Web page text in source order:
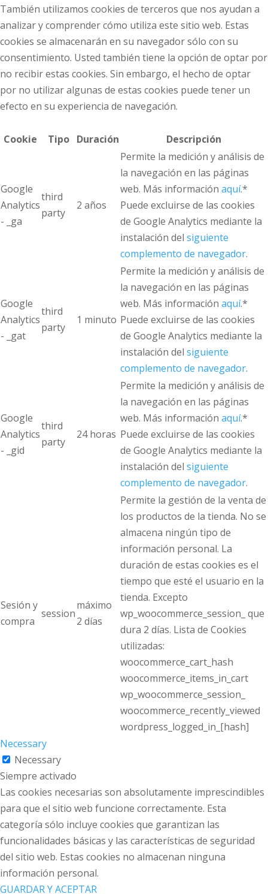
También utilizamos cookies de terceros que nos ayudan a
analizar y comprender cómo utiliza este sitio web. Estas
cookies se almacenarán en su navegador sólo con su
consentimiento. Usted también tiene la opción de optar por
no recibir estas cookies. Sin embargo, el hecho de optar
por no utilizar algunas de estas cookies puede tener un
efecto en su experiencia de navegación.
Cookie Tipo Duración Descripción
Google
Analytics
- _ga
third
party
2 años
Permite la medición y análisis de
la navegación en las páginas
web. Más información aquí.*
Puede excluirse de las cookies
de Google Analytics mediante la
instalación del siguiente
complemento de navegador.
Google
Analytics
- _gat
third
party
1 minuto
Permite la medición y análisis de
la navegación en las páginas
web. Más información aquí.*
Puede excluirse de las cookies
de Google Analytics mediante la
instalación del siguiente
complemento de navegador.
Google
Analytics
- _gid
third
party
24 horas
Permite la medición y análisis de
la navegación en las páginas
web. Más información aquí.*
Puede excluirse de las cookies
de Google Analytics mediante la
instalación del siguiente
complemento de navegador.
Sesión y
compra
session
máximo
2 días
Permite la gestión de la venta de
los productos de la tienda. No se
almacena ningún tipo de
información personal. La
duración de estas cookies es el
tiempo que esté el usuario en la
tienda. Excepto
wp_woocommerce_session_ que
dura 2 días. Lista de Cookies
utilizadas:
woocommerce_cart_hash
woocommerce_items_in_cart
wp_woocommerce_session_
woocommerce_recently_viewed
wordpress_logged_in_[hash]
Necessary
Necessary
Siempre activado
Las cookies necesarias son absolutamente imprescindibles
para que el sitio web funcione correctamente. Esta
categoría sólo incluye cookies que garantizan las
funcionalidades básicas y las características de seguridad
del sitio web. Estas cookies no almacenan ninguna
información personal.
GUARDAR Y ACEPTAR